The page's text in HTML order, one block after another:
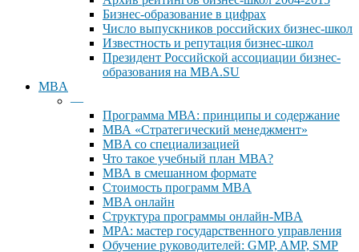
Бизнес-образование в цифрах
Число выпускников российских бизнес-школ
Известность и репутация бизнес-школ
Президент Российской ассоциации бизнес-
образования на MBA.SU
MBA
—
Программа МВА: принципы и содержание
МВА «Cтратегический менеджмент»
MBA со специализацией
Что такое учебный план МВА?
МВА в смешанном формате
Стоимость программ MBA
MBA онлайн
Cтруктура программы онлайн-MBA
MPA: мастер государственного управления
Обучение руководителей: GMP, AMP, SMP